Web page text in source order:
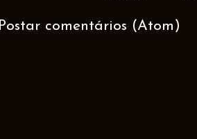
Postar comentários (Atom)